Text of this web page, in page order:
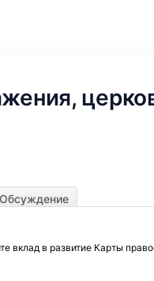
Обсуждение
вклад в развитие Карты